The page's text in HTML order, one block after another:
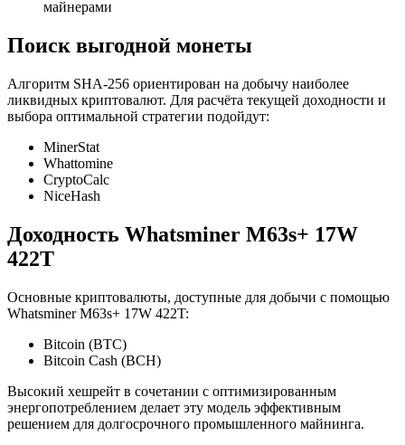
майнерами
Поиск выгодной монеты
Алгоритм SHA-256 ориентирован на добычу наиболее
ликвидных криптовалют. Для расчёта текущей доходности и
выбора оптимальной стратегии подойдут:
MinerStat
Whattomine
CryptoCalc
NiceHash
Доходность Whatsminer M63s+ 17W
422T
Основные криптовалюты, доступные для добычи с помощью
Whatsminer M63s+ 17W 422T:
Bitcoin (BTC)
Bitcoin Cash (BCH)
Высокий хешрейт в сочетании с оптимизированным
энергопотреблением делает эту модель эффективным
решением для долгосрочного промышленного майнинга.